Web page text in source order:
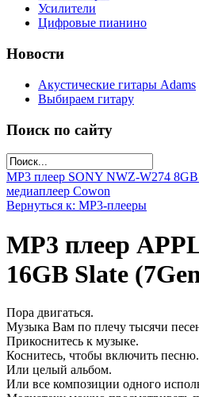
Усилители
Цифровые пианино
Новости
Акустические гитары Adams
Выбираем гитару
Поиск по сайту
MP3 плеер SONY NWZ-W274 8GB
медиаплеер Cowon
Вернуться к: МР3-плееры
MP3 плеер
16GB Slate
Пора двигаться.
Музыка Вам по плечу тысячи
Прикоснитесь к музыке.
Коснитесь, чтобы включить песню.
Или целый альбом.
Или все композиции одного